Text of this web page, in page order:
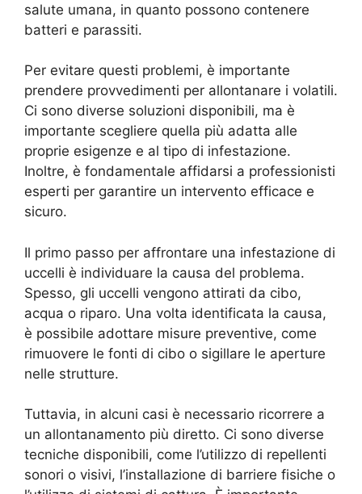
salute umana, in quanto possono contenere
batteri e parassiti.
Per evitare questi problemi, è importante
prendere provvedimenti per allontanare i volatili.
Ci sono diverse soluzioni disponibili, ma è
importante scegliere quella più adatta alle
proprie esigenze e al tipo di infestazione.
Inoltre, è fondamentale affidarsi a professionisti
esperti per garantire un intervento efficace e
sicuro.
Il primo passo per affrontare una infestazione di
uccelli è individuare la causa del problema.
Spesso, gli uccelli vengono attirati da cibo,
acqua o riparo. Una volta identificata la causa,
è possibile adottare misure preventive, come
rimuovere le fonti di cibo o sigillare le aperture
nelle strutture.
Tuttavia, in alcuni casi è necessario ricorrere a
un allontanamento più diretto. Ci sono diverse
tecniche disponibili, come l’utilizzo di repellenti
sonori o visivi, l’installazione di barriere fisiche o